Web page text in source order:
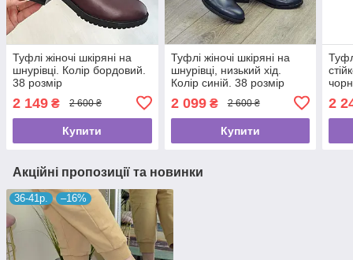
Туфлі жіночі шкіряні на
шнурівці. Колір бордовий.
38 розмір
2 149 ₴ 2 600 ₴
Купити
Туфлі жіночі шкіряні на
шнурівці, низький хід.
Колір синій. 38 розмір
2 099₴ 2 600 ₴
Купити
2
Акційні пропозиції та новинки
36-41р. –16%